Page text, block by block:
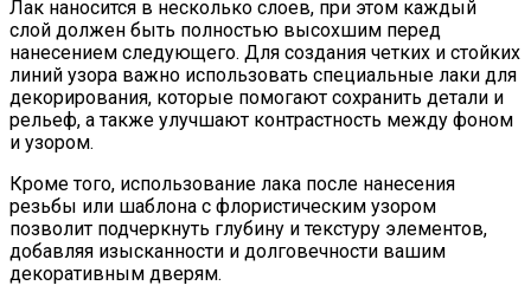
Лак наносится в несколько слоев, при этом каждый
слой должен быть полностью высохшим перед
нанесением следующего. Для создания четких и стойких
линий узора важно использовать специальные лаки для
декорирования, которые помогают сохранить детали и
рельеф, а также улучшают контрастность между фоном
и узором.
Кроме того, использование лака после нанесения
резьбы или шаблона с флористическим узором
позволит подчеркнуть глубину и текстуру элементов,
добавляя изысканности и долговечности вашим
декоративным дверям.